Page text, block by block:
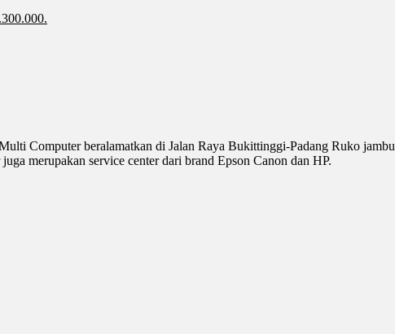
Computer beralamatkan di Jalan Raya Bukittinggi-Padang Ruko
merupakan service center dari brand Epson Canon dan HP.